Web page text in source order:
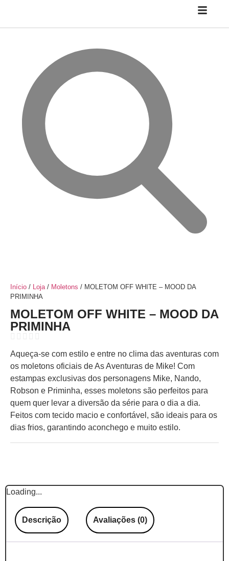
Início / Loja/ Moletons / MOLETOM OFF WHITE – MOOD DA
PRIMINHA
MOLETOM OFF WHITE – MOOD DA
PRIMINHA
Aqueça-se com estilo e entre no clima das aventuras com
os moletons oficiais de As Aventuras de Mike! Com
estampas exclusivas dos personagens Mike, Nando,
Robson e Priminha, esses moletons são perfeitos para
quem quer levar a diversão da série para o dia a dia.
Feitos com tecido macio e confortável, são ideais para os
dias frios, garantindo aconchego e muito estilo.
Loading...
Descrição Avaliações (0)